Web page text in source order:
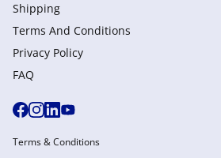
Shipping
Terms And Conditions
Privacy Policy
FAQ
Terms & Conditions